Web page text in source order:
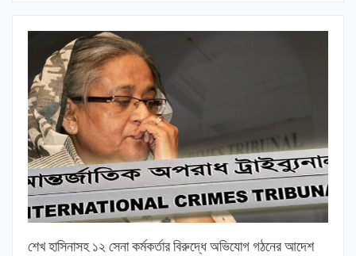
শেখ হাসিনাসহ ১২ সেনা কর্মকর্তার বিরুদ্ধে অভিযোগ গঠনের আদেশ